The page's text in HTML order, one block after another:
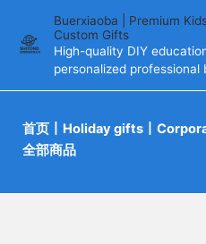
Buerxiaoba | Premium
Custom Gifts
High-quality DIY
personalized professional
首页 丨Holiday gifts丨
全部商品